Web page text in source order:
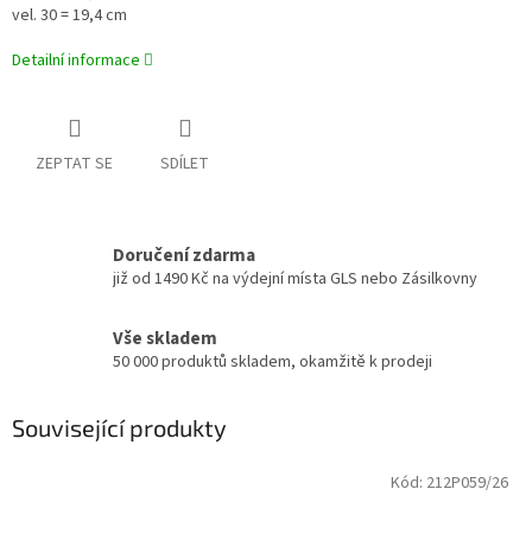
vel. 30 = 19,4 cm
Detailní informace
ZEPTAT SE SDÍLET
Doručení zdarma
již od 1490 Kč na výdejní místa GLS nebo Zásilkovny
Vše skladem
50 000 produktů skladem, okamžitě k prodeji
Související produkty
Kód: 212P059/26